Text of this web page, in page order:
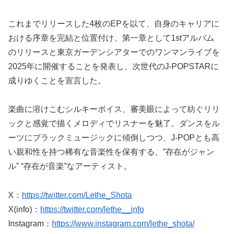
これまでリリースした4枚のEPを以て、自身のキャリアに
おける序章を完結と位置付け、第一章として1stアルバム
のリリースと東京ガーデンシアターでのワンマンライブを
2025年に開催することを発表し、次世代のJ-POPSTARに
成りゆくことを宣言した。
楽曲に溶けこむシルキーボイス、審美眼によって紡ぐリリ
ックと感覚で描くメロディでリスナーを魅了。ダンスをル
ーツにブラックミュージックに傾倒しつつ、J-POPとも高
い親和性を持つ稀有な音楽性を保有する、”存在がジャン
ル” “存在が音楽”なアーティスト。
X： https://twitter.com/Lethe_Shota
X(info)： https://twitter.com/lethe__info
Instagram： https://www.instagram.com/lethe_shota/